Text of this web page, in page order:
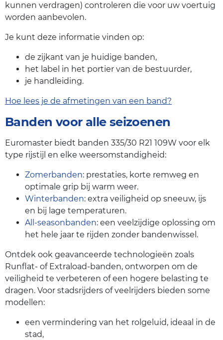
kunnen verdragen) controleren die voor uw voertuig
worden aanbevolen.
Je kunt deze informatie vinden op:
de zijkant van je huidige banden,
het label in het portier van de bestuurder,
je handleiding.
Hoe lees je de afmetingen van een band?
Banden voor alle seizoenen
Euromaster biedt banden 335/30 R21 109W voor elk
type rijstijl en elke weersomstandigheid:
Zomerbanden: prestaties, korte remweg en
optimale grip bij warm weer.
Winterbanden: extra veiligheid op sneeuw, ijs
en bij lage temperaturen.
All-seasonbanden: een veelzijdige oplossing om
het hele jaar te rijden zonder bandenwissel.
Ontdek ook geavanceerde technologieën zoals
Runflat- of Extraload-banden, ontworpen om de
veiligheid te verbeteren of een hogere belasting te
dragen. Voor stadsrijders of veelrijders bieden some
modellen:
een vermindering van het rolgeluid, ideaal in de
stad,